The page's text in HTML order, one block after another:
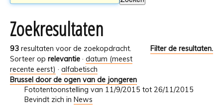
Zoekresultaten
93 resultaten voor de zoekopdracht.
Filter de resultaten.
Sorteer op relevantie · datum (meest
recente eerst) · alfabetisch
Brussel door de ogen van de jongeren
Fototentoonstelling van 11/9/2015 tot 26/11/2015
Bevindt zich in News